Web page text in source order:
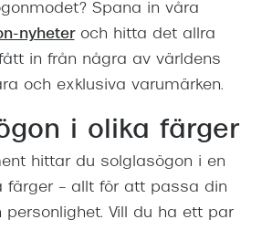
Spana in våra
nyheteroch hitta det allra
in från några av världens
och exklusiva varumärken.
i olika färger
hittar du solglasögon i en
färger – allt för att passa din
personlighet. Vill du ha ett par